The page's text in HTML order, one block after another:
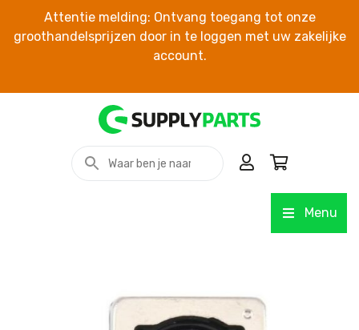
Attentie melding: Ontvang toegang tot onze
groothandelsprijzen door in te loggen met uw zakelijke
account.
Menu